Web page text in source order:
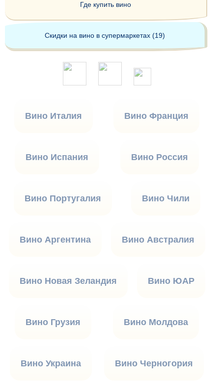
Где купить вино
Скидки на вино в супермаркетах (19)
Вино Италия Вино Франция
Вино Испания Вино Россия
Вино Португалия Вино Чили
Вино Аргентина Вино Австралия
Вино Новая Зеландия Вино ЮАР
Вино Грузия Вино Молдова
Вино Украина Вино Черногория